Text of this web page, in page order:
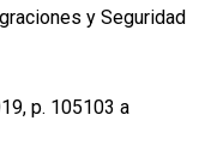
y Seguridad
p. 105103 a